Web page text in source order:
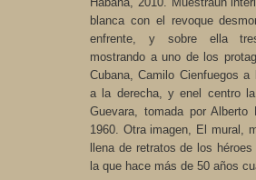
blanca con el revoque
enfrente, y sobre ella
mostrando a uno de los
Cubana, Camilo Cienfuegos
a la derecha, y enel centro
Guevara, tomada por
1960. Otra imagen, El mural,
llena de retratos de los
la que hace más de 50 años